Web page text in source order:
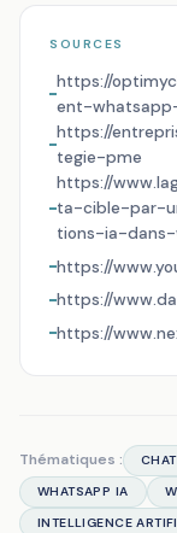
SOURCES
https://
ent-
https://
tegie-pme
https://
ta-cible-par-
tions-ia-
https://
https://
https://
Thématiques :
WHATSAPP IA
INTELLIGENCE